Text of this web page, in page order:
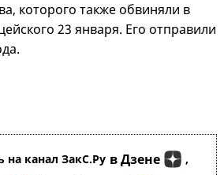
которого также обвиняли в
23 января. Его отправили
на канал ЗакС.Ру в Дзене ,